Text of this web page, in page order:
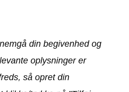
din begivenhed og
oplysninger er
så opret din